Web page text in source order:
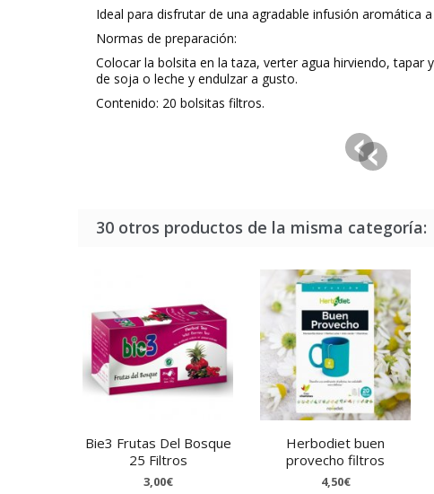
Ideal para disfrutar de una agradable infusión aromática
Normas de preparación:
Colocar la bolsita en la taza, verter agua hirviendo, tapar
de soja o leche y endulzar a gusto.
Contenido: 20 bolsitas filtros.
30 otros productos de la misma categoría:
Bie3 Frutas Del Bosque
25 Filtros
3,00€
Herbodiet buen
provecho filtros
4,50€